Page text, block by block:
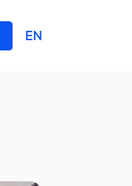
EN